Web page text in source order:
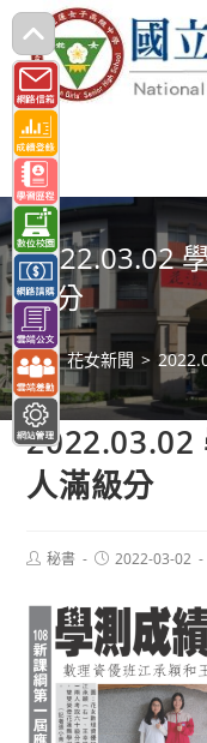
跳
轉
至
主
要
內
容 2022.03.02
級分
> 花女新聞 >
2022.03.02
人滿級分
Post秘書
Post2022-03-02